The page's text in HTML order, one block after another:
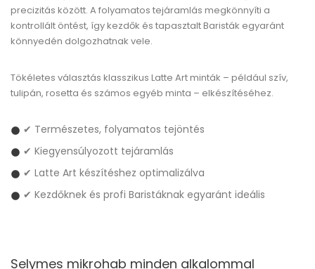
precizitás között. A folyamatos tejáramlás megkönnyíti a
kontrollált öntést, így kezdők és tapasztalt Baristák egyaránt
könnyedén dolgozhatnak vele.
Tökéletes választás klasszikus Latte Art minták – például szív,
tulipán, rosetta és számos egyéb minta – elkészítéséhez.
✔ Természetes, folyamatos tejöntés
✔ Kiegyensúlyozott tejáramlás
✔ Latte Art készítéshez optimalizálva
✔ Kezdőknek és profi Baristáknak egyaránt ideális
Selymes mikrohab minden alkalommal